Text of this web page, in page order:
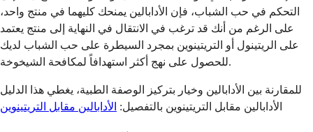
التحكم في حب الشباب، فإن الأدابالين يمنحك كليهما في منتج واحد،
على الرغم من أنك قد ترغب في الانتقال في النهاية إلى منتج يعتمد
على الريتينول أو التريتينوين بمجرد السيطرة على حب الشباب لديك
للحصول على نهج أكثر استهدافاً لمكافحة الشيخوخة.
للمقارنة بين الأدابالين وخيار بتركيز الوصفة الطبية، يغطي هذا الدليل
الأدابالين مقابل التريتينوين بالتفصيل: الأدابالين مقابل التريتينوين